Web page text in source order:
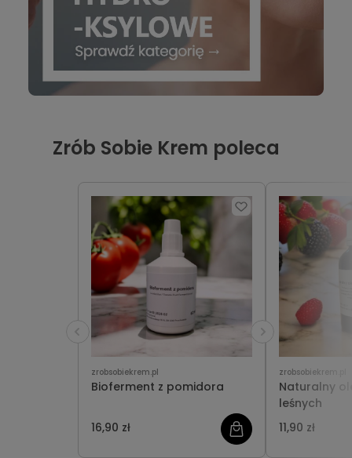
Zrób Sobie Krem poleca
zrobsobiekrem.pl
Bioferment z pomidora
16,90 zł
zrobsobiekrem.pl
Naturalny
leśnych
11,90 zł